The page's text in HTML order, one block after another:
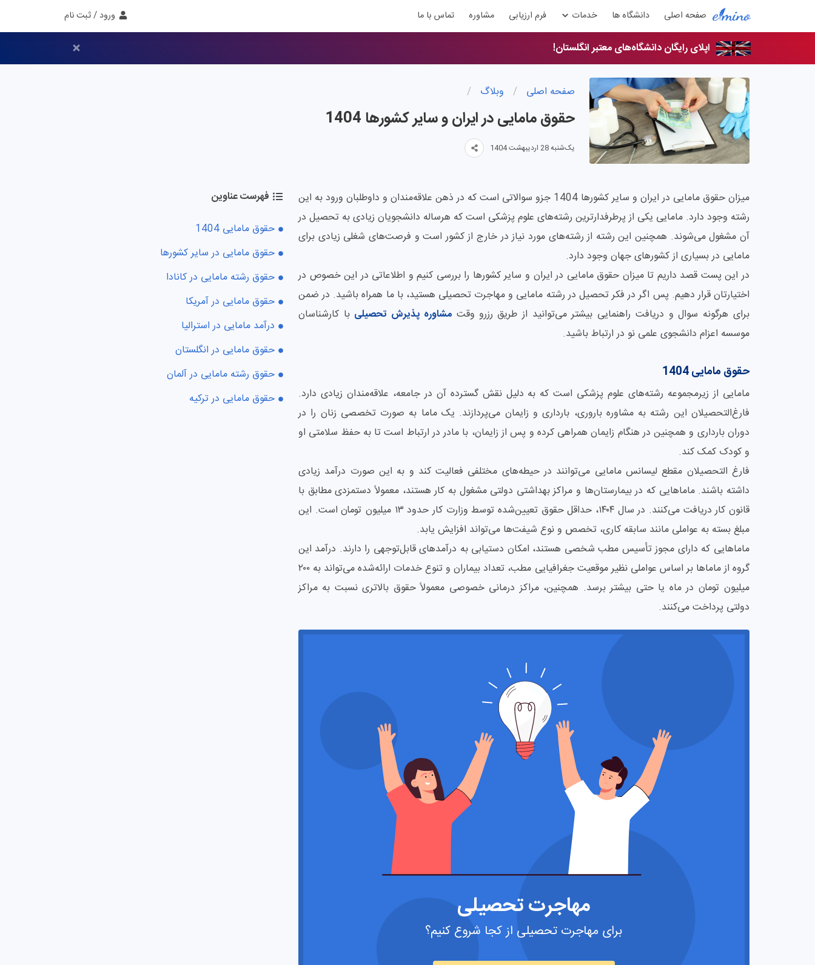
صفحه اصلی دانشگاه ها خدمات فرم ارزیابی مشاوره تماس با ما ورود / ثبت نام
اپلای رایگان دانشگاه‌های معتبر انگلستان!
صفحه اصلی / وبلاگ /
حقوق مامایی در ایران و سایر کشورها 1404
یک‌شنبه 28 اردیبهشت 1404
فهرست عناوین
حقوق مامایی 1404
حقوق مامایی در سایر کشورها
حقوق رشته مامایی در کانادا
حقوق مامایی در آمریکا
درآمد مامایی در استرالیا
حقوق مامایی در انگلستان
حقوق رشته مامایی در آلمان
حقوق مامایی در ترکیه
میزان حقوق مامایی در ایران و سایر کشورها 1404 جزو سوالاتی است که در ذهن علاقه‌مندان و داوطلبان ورود به این
رشته وجود دارد. مامایی یکی از پرطرفدارترین رشته‌های علوم پزشکی است که هرساله دانشجویان زیادی به تحصیل در
آن مشغول می‌شوند. همچنین این رشته از رشته‌های مورد نیاز در خارج از کشور است و فرصت‌های شغلی زیادی برای
مامایی در بسیاری از کشورهای جهان وجود دارد.
در این پست قصد داریم تا میزان حقوق مامایی در ایران و سایر کشورها را بررسی کنیم و اطلاعاتی در این خصوص در
اختیارتان قرار دهیم. پس اگر در فکر تحصیل در رشته مامایی و مهاجرت تحصیلی هستید، با ما همراه باشید. در ضمن
برای هرگونه سوال و دریافت راهنمایی بیشتر می‌توانید از طریق رزرو وقتمشاوره پذیرش تحصیلی با کارشناسان
موسسه اعزام دانشجوی علمی نو در ارتباط باشید.
حقوق مامایی 1404
مامایی از زیرمجموعه رشته‌های علوم پزشکی است که به دلیل نقش گسترده‌ آن در جامعه، علاقه‌مندان زیادی دارد.
فارغ‌التحصیلان این رشته به مشاوره باروری، بارداری و زایمان می‌پردازند. یک ماما به صورت تخصصی زنان را در
دوران بارداری و همچنین در هنگام زایمان همراهی کرده و پس از زایمان، با مادر در ارتباط است تا به حفظ سلامتی او
و کودک کمک کند.
فارغ التحصیلان مقطع لیسانس مامایی می‌توانند در حیطه‌های مختلفی فعالیت کند و به این صورت درآمد زیادی
داشته باشند. ماماهایی که در بیمارستان‌ها و مراکز بهداشتی دولتی مشغول به کار هستند، معمولاً دستمزدی مطابق با
قانون کار دریافت می‌کنند. در سال ۱۴۰۴، حداقل حقوق تعیین‌شده توسط وزارت کار حدود ۱۳ میلیون تومان است. این
مبلغ بسته به عواملی مانند سابقه کاری، تخصص و نوع شیفت‌ها می‌تواند افزایش یابد.
ماماهایی که دارای مجوز تأسیس مطب شخصی هستند، امکان دستیابی به درآمدهای قابل‌توجهی را دارند. درآمد این
گروه از ماماها بر اساس عواملی نظیر موقعیت جغرافیایی مطب، تعداد بیماران و تنوع خدمات ارائه‌شده می‌تواند به ۲۰۰
میلیون تومان در ماه یا حتی بیشتر برسد. همچنین، مراکز درمانی خصوصی معمولاً حقوق بالاتری نسبت به مراکز
دولتی پرداخت می‌کنند.
مهاجرت تحصیلی
برای مهاجرت تحصیلی از کجا شروع کنیم؟